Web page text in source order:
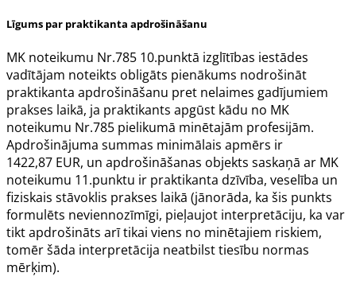
Līgums par praktikanta apdrošināšanu
MK noteikumu Nr.785 10.punktā izglītības iestādes
vadītājam noteikts obligāts pienākums nodrošināt
praktikanta apdrošināšanu pret nelaimes gadījumiem
prakses laikā, ja praktikants apgūst kādu no MK
noteikumu Nr.785 pielikumā minētajām profesijām.
Apdrošinājuma summas minimālais apmērs ir
1422,87 EUR, un apdrošināšanas objekts saskaņā ar MK
noteikumu 11.punktu ir praktikanta dzīvība, veselība un
fiziskais stāvoklis prakses laikā (jānorāda, ka šis punkts
formulēts neviennozīmīgi, pieļaujot interpretāciju, ka var
tikt apdrošināts arī tikai viens no minētajiem riskiem,
tomēr šāda interpretācija neatbilst tiesību normas
mērķim).